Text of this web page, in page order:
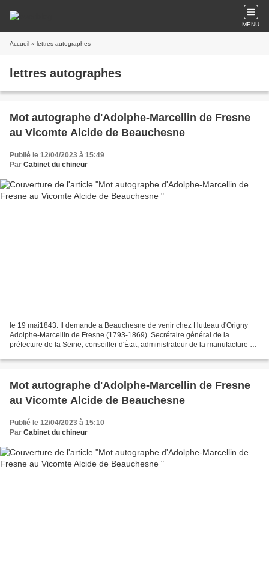
MENU
Accueil » lettres autographes
lettres autographes
Mot autographe d'Adolphe-Marcellin de Fresne
au Vicomte Alcide de Beauchesne
Publié le 12/04/2023 à 15:49
Par Cabinet du chineur
le 19 mai1843. Il demande a Beauchesne de venir chez Hutteau d'Origny
Adolphe-Marcellin de Fresne (1793-1869). Secrétaire général de la
préfecture de la Seine, conseiller d'État, administrateur de la manufacture de
Mot autographe d'Adolphe-Marcellin de Fresne
au Vicomte Alcide de Beauchesne
Publié le 12/04/2023 à 15:10
Par Cabinet du chineur